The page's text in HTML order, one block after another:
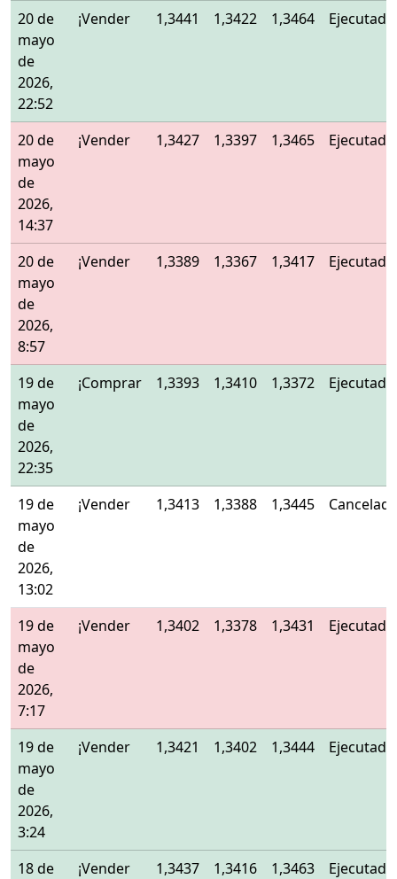
20 de
mayo
de
2026,
22:52
¡Vender 1,3441 1,3422 1,3464 Ejecutado
20 de
mayo
de
2026,
14:37
¡Vender 1,3427 1,3397 1,3465 Ejecutado
20 de
mayo
de
2026,
8:57
¡Vender 1,3389 1,3367 1,3417 Ejecutado
19 de
mayo
de
2026,
22:35
¡Comprar 1,3393 1,3410 1,3372 Ejecutado
19 de
mayo
de
2026,
13:02
¡Vender 1,3413 1,3388 1,3445
19 de
mayo
de
2026,
7:17
¡Vender 1,3402 1,3378 1,3431 Ejecutado
19 de
mayo
de
2026,
3:24
¡Vender 1,3421 1,3402 1,3444 Ejecutado
18 de
¡Vender 1,3437 1,3416 1,3463 Ejecutado